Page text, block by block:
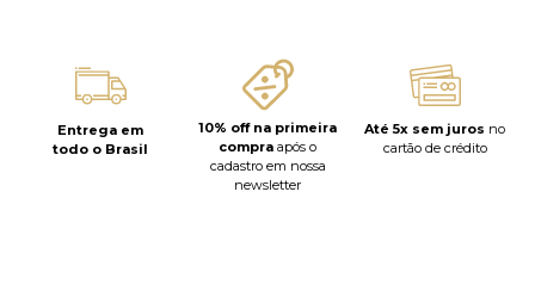
Entrega em
todo o Brasil
10% off na primeira
compra após o
cadastro em nossa
newsletter
Até 5x sem juros no
cartão de crédito